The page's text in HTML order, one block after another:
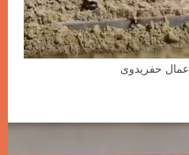
أعمال حفريدوى